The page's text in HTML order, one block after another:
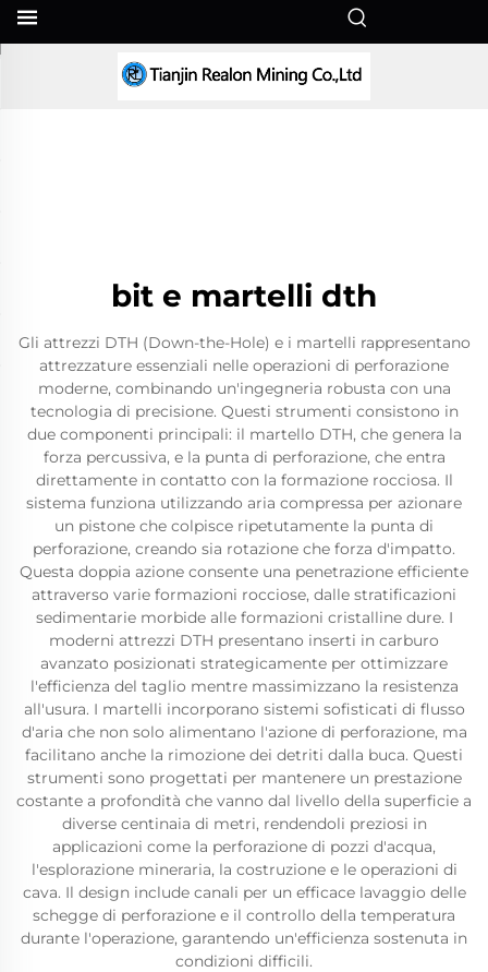
bit e martelli dth
Gli attrezzi DTH (Down-the-Hole) e i martelli rappresentano
attrezzature essenziali nelle operazioni di perforazione
moderne, combinando un'ingegneria robusta con una
tecnologia di precisione. Questi strumenti consistono in
due componenti principali: il martello DTH, che genera la
forza percussiva, e la punta di perforazione, che entra
direttamente in contatto con la formazione rocciosa. Il
sistema funziona utilizzando aria compressa per azionare
un pistone che colpisce ripetutamente la punta di
perforazione, creando sia rotazione che forza d'impatto.
Questa doppia azione consente una penetrazione efficiente
attraverso varie formazioni rocciose, dalle stratificazioni
sedimentarie morbide alle formazioni cristalline dure. I
moderni attrezzi DTH presentano inserti in carburo
avanzato posizionati strategicamente per ottimizzare
l'efficienza del taglio mentre massimizzano la resistenza
all'usura. I martelli incorporano sistemi sofisticati di flusso
d'aria che non solo alimentano l'azione di perforazione, ma
facilitano anche la rimozione dei detriti dalla buca. Questi
strumenti sono progettati per mantenere un prestazione
costante a profondità che vanno dal livello della superficie a
diverse centinaia di metri, rendendoli preziosi in
applicazioni come la perforazione di pozzi d'acqua,
l'esplorazione mineraria, la costruzione e le operazioni di
cava. Il design include canali per un efficace lavaggio delle
schegge di perforazione e il controllo della temperatura
durante l'operazione, garantendo un'efficienza sostenuta in
condizioni difficili.